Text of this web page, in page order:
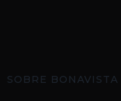
SOBRE BONAVISTA